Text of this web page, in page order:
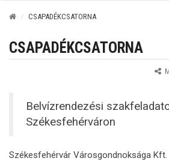
CSAPADÉKCSATORNA
CSAPADÉKCSATORNA
Belvízrendezési
Székesfehérváron
Székesfehérvár Városgondnoksága